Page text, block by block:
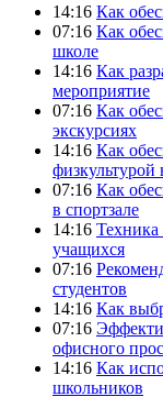
14:16 Как
07:16 Как
школе
14:16 Как
мероприятие
07:16 Как
экскурсиях
14:16 Как
физкультурой
07:16 Как
в спортзале
14:16 Техника
учащихся
07:16
студентов
14:16 Как
07:16
офисного
14:16 Как
школьников